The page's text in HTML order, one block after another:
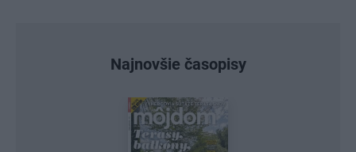
Najnovšie časopisy